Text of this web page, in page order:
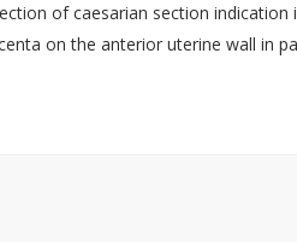
of caesarian section
on the anterior uterine wall in–